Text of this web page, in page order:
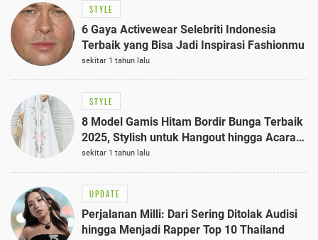
STYLE
6 Gaya Activewear Selebriti Indonesia
Terbaik yang Bisa Jadi Inspirasi Fashionmu
sekitar 1 tahun lalu
STYLE
8 Model Gamis Hitam Bordir Bunga Terbaik
2025, Stylish untuk Hangout hingga Acara
Semi-Formal
sekitar 1 tahun lalu
UPDATE
Perjalanan Milli: Dari Sering Ditolak Audisi
hingga Menjadi Rapper Top 10 Thailand